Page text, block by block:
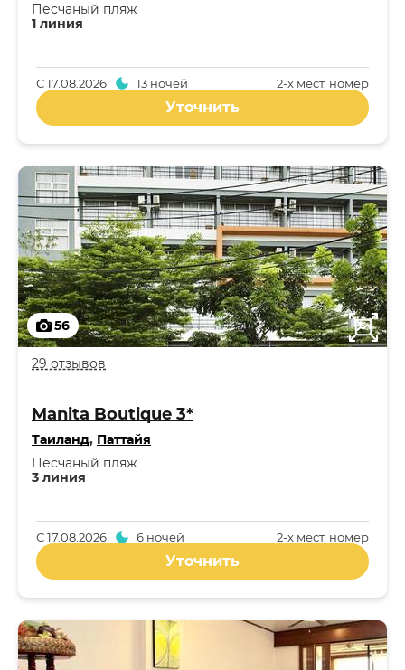
1 линия
Песчаный пляж
2-x мест. номер
С17.08.2026 13 ночей
Уточнить
56
29 отзывов
Manita Boutique 3*
Таиланд, Паттайя
3 линия
Песчаный пляж
2-x мест. номер
С17.08.2026 6 ночей
Уточнить